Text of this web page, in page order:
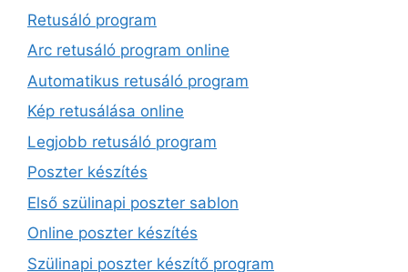
Retusáló program
Arc retusáló program online
Automatikus retusáló program
Kép retusálása online
Legjobb retusáló program
Poszter készítés
Első szülinapi poszter sablon
Online poszter készítés
Szülinapi poszter készítő program